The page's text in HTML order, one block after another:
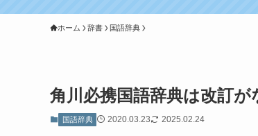
ホーム 辞書 国語辞典
角川必携国語辞典は改訂
国語辞典 2020.03.23 2025.02.24